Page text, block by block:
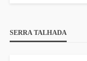
SERRA TALHADA